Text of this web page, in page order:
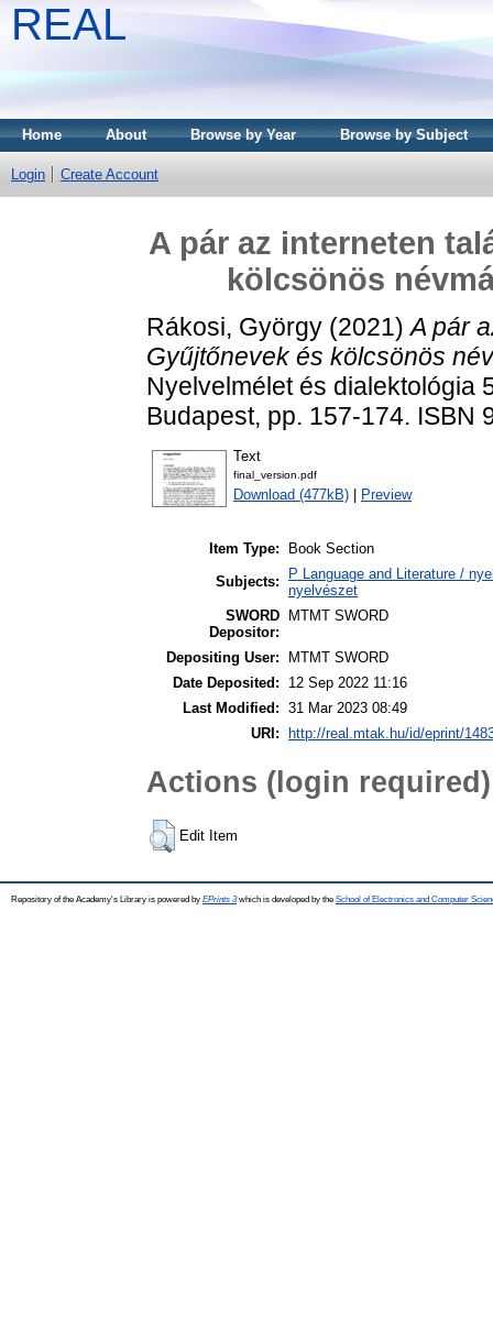
REAL
Home About Browse by Year Browse by Subject
Login Create Account
A pár az interneten
kölcsönös
Rákosi, György (2021)A pár
Gyűjtőnevek és kölcsönös
Nyelvelmélet és dialektológia
Budapest, pp. 157-174. ISBN
Text
final_version.pdf
Download (477kB) Preview
Item Type:
Book Section
Subjects:
P Language and Literature /
nyelvészet
SWORD
Depositor:
MTMT SWORD
Depositing User:
MTMT SWORD
Date Deposited:
12 Sep 2022 11:16
Last Modified: 31 Mar 2023 08:49
URI:
http://real.mtak.hu/id/eprint/
Actions (login required)
Edit Item
Repository of the Academy's Library is powered by EPrints 3which is developed by the School of Electronics and Computer